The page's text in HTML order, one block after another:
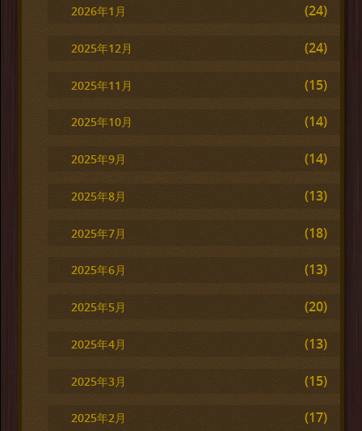
2026年1月 (24)
2025年12月 (24)
2025年11月 (15)
2025年10月 (14)
2025年9月 (14)
2025年8月 (13)
2025年7月 (18)
2025年6月 (13)
2025年5月 (20)
2025年4月 (13)
2025年3月 (15)
2025年2月 (17)